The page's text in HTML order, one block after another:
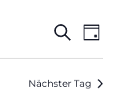
Suche
Tag
Nächster Tag